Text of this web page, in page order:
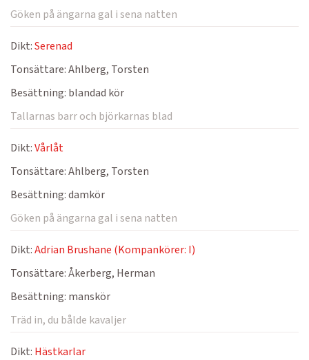
Göken på ängarna gal i sena natten
Dikt:Serenad
Tonsättare:Ahlberg, Torsten
Besättning: blandad kör
Tallarnas barr och björkarnas blad
Dikt:Vårlåt
Tonsättare:Ahlberg, Torsten
Besättning:damkör
Göken på ängarna gal i sena natten
Dikt:Adrian Brushane (Kompankörer: I)
Tonsättare:Åkerberg, Herman
Besättning: manskör
Träd in, du bålde kavaljer
Dikt: Hästkarlar